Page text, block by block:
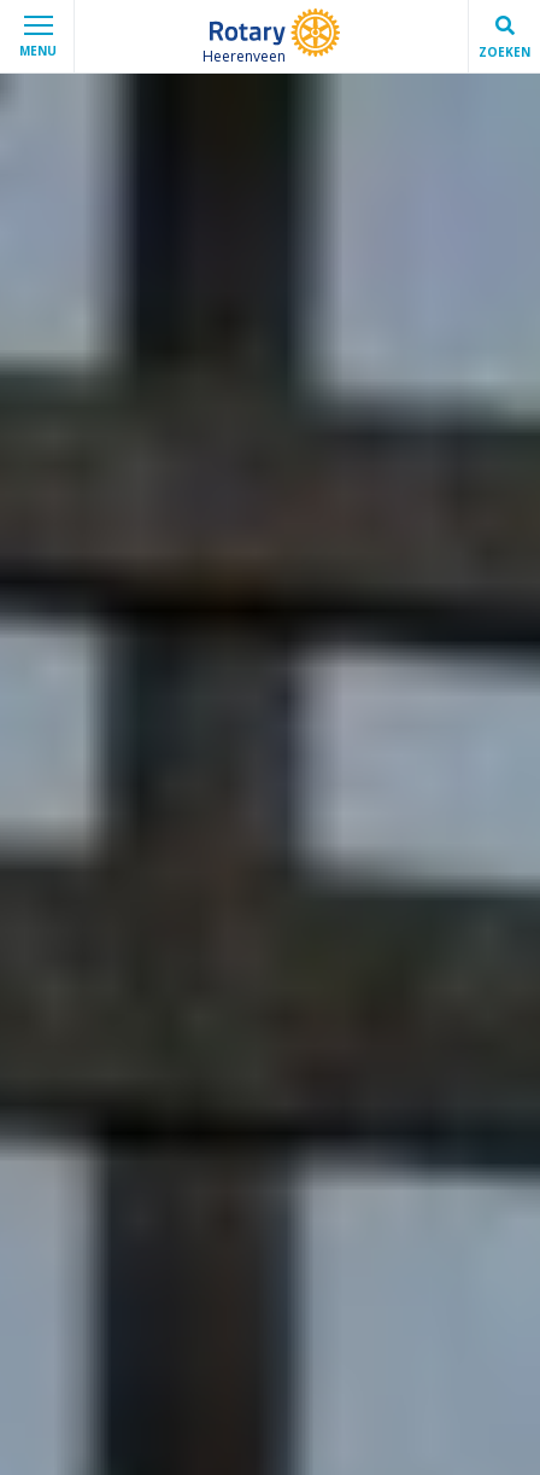
MENU Heerenveen ZOEKEN